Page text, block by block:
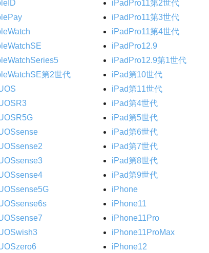
第2世代
iPadPro11第2世代
iPadPro11第3世代
iPadPro11第4世代
iPadPro12.9
iPadPro12.9第1世代
iPad第10世代
iPad第11世代
iPad第4世代
iPad第5世代
iPad第6世代
iPad第7世代
iPad第8世代
iPad第9世代
iPhone
iPhone11
iPhone11Pro
iPhone11ProMax
iPhone12